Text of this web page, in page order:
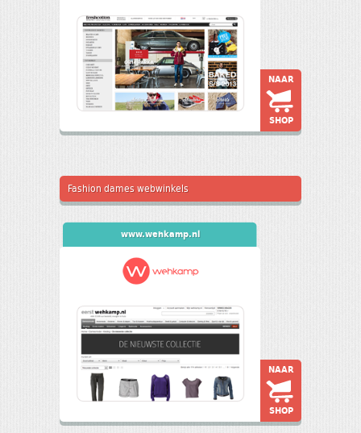
NAAR
SHOP
Fashion dames webwinkels
www.wehkamp.nl
NAAR
SHOP